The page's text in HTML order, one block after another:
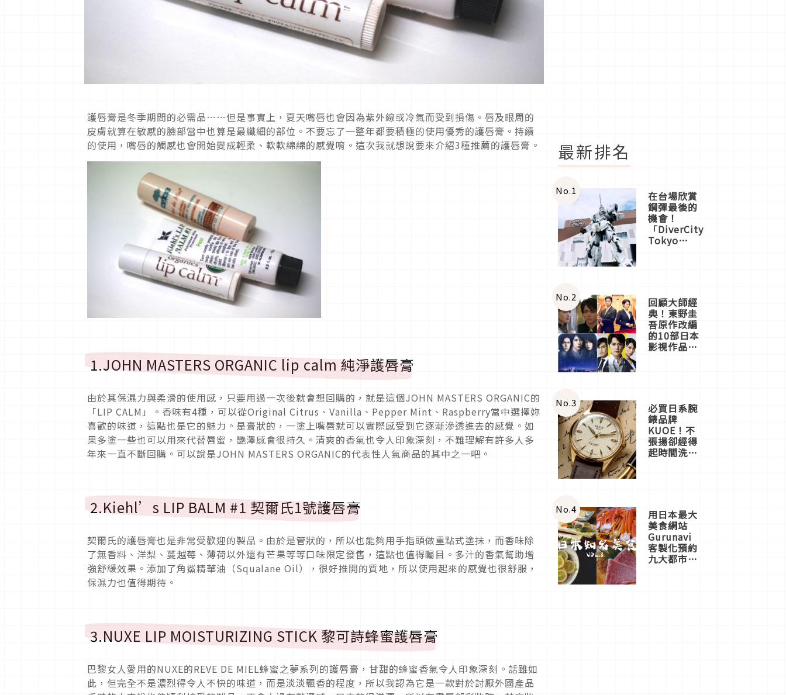
護唇膏是冬季期間的必需品……但是事實上，夏天嘴唇也會因為紫外線或冷氣而受到損傷。唇及眼周的
皮膚就算在敏感的臉部當中也算是最纖細的部位。不要忘了一整年都要積極的使用優秀的護唇膏。持續
的使用，嘴唇的觸感也會開始變成輕柔、軟軟綿綿的感覺唷。這次我就想說要來介紹3種推薦的護唇膏。
1.JOHN MASTERS ORGANIC lip calm 純淨護唇膏
由於其保濕力與柔滑的使用感，只要用過一次後就會想回購的，就是這個JOHN MASTERS ORGANIC的
「LIP CALM」。香味有4種，可以從Original Citrus、Vanilla、Pepper Mint、Raspberry當中選擇妳
喜歡的味道，這點也是它的魅力。是膏狀的，一塗上嘴唇就可以實際感受到它逐漸滲透進去的感覺。如
果多塗一些也可以用來代替唇蜜，艷澤感會很持久。清爽的香氣也令人印象深刻，不難理解有許多人多
年來一直不斷回購。可以說是JOHN MASTERS ORGANIC的代表性人氣商品的其中之一吧。
2.Kiehl’s LIP BALM #1 契爾氏1號護唇膏
契爾氏的護唇膏也是非常受歡迎的製品。由於是管狀的，所以也能夠用手指頭做重點式塗抹，而香味除
了無香料、洋梨、蔓越莓、薄荷以外還有芒果等等口味限定發售，這點也值得矚目。多汁的香氣幫助增
強舒緩效果。添加了角鯊精華油（Squalane Oil），很好推開的質地，所以使用起來的感覺也很舒服，
保濕力也值得期待。
3.NUXE LIP MOISTURIZING STICK 黎可詩蜂蜜護唇膏
巴黎女人愛用的NUXE的REVE DE MIEL蜂蜜之夢系列的護唇膏，甘甜的蜂蜜香氣令人印象深刻。話雖如
此，但完全不是濃烈得令人不快的味道，而是淡淡飄香的程度，所以我認為它是一款對於討厭外國產品
最新排名
No.1 在台場欣賞
鋼彈最後的
機會！
「DiverCity
Tokyo
體驗
No.2 回顧大師經
典！東野圭
吾原作改編
的10部日本
影視作品推
No.3 必買日系腕
錶品牌
KUOE！不
張揚卻經得
起時間洗鍊
No.4 用日本最大
美食網站
Gurunavi
客製化預約
九大都市餐